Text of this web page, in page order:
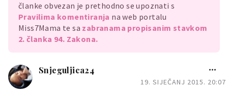
članke obvezan je prethodno se upoznati s
Pravilima komentiranja na web portalu
Miss7Mama te sa zabranama propisanim stavkom
2. članka 94. Zakona.
Snjeguljica24
19. SIJEČANJ 2015. 20:07